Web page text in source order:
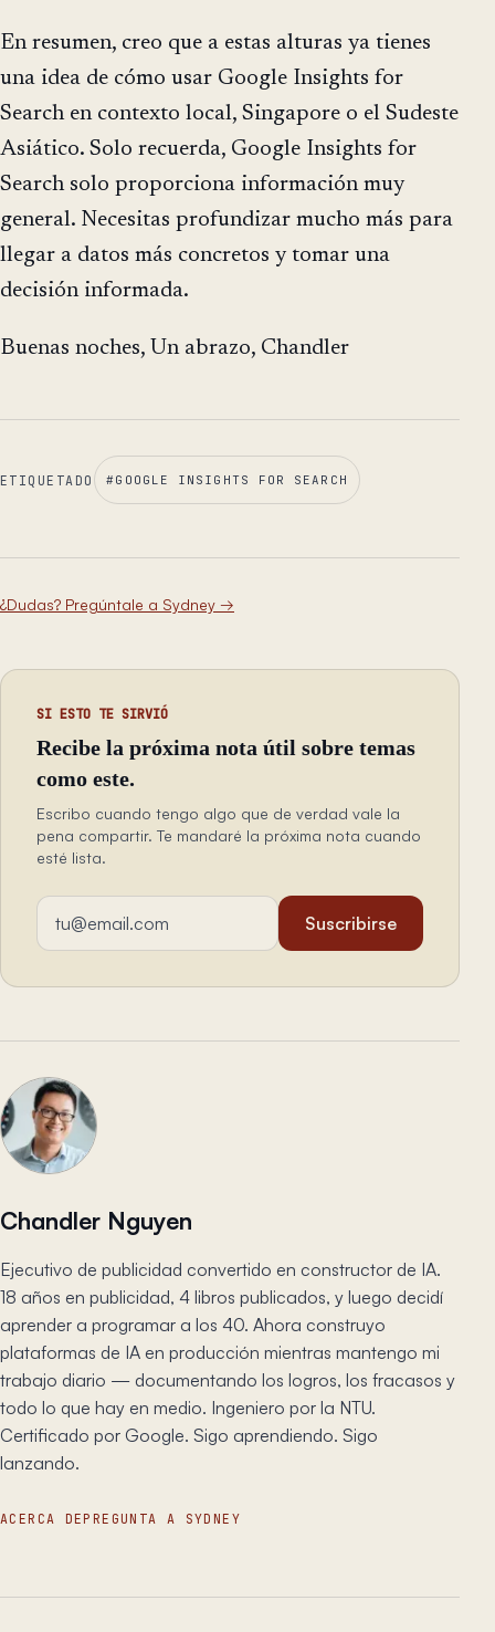
En resumen, creo que a estas alturas ya tienes
una idea de cómo usar Google Insights for
Search en contexto local, Singapore o el Sudeste
Asiático. Solo recuerda, Google Insights for
Search solo proporciona información muy
general. Necesitas profundizar mucho más para
llegar a datos más concretos y tomar una
decisión informada.
Buenas noches, Un abrazo, Chandler
ETIQUETADO #GOOGLE INSIGHTS FOR SEARCH
¿Dudas? Pregúntale a Sydney →
SI ESTO TE SIRVIÓ
Recibe la próxima nota útil sobre temas
como este.
Escribo cuando tengo algo que de verdad vale la
pena compartir. Te mandaré la próxima nota cuando
esté lista.
Dirección de email
Suscribirse
Chandler Nguyen
Ejecutivo de publicidad convertido en constructor de IA.
18 años en publicidad, 4 libros publicados, y luego decidí
aprender a programar a los 40. Ahora construyo
plataformas de IA en producción mientras mantengo mi
trabajo diario — documentando los logros, los fracasos y
todo lo que hay en medio. Ingeniero por la NTU.
Certificado por Google. Sigo aprendiendo. Sigo
lanzando.
ACERCA DE PREGUNTA A SYDNEY